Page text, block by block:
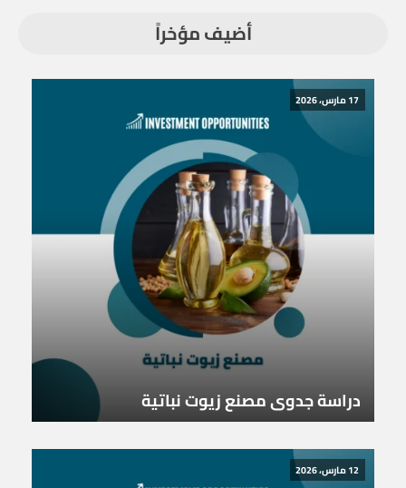
أضيف مؤخراً
17 مارس، 2026
دراسة جدوى مصنع زيوت نباتية
12 مارس، 2026